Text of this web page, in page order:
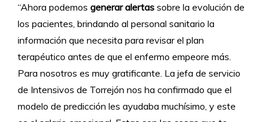
“Ahora podemos generar alertas sobre la evolución de
los pacientes, brindando al personal sanitario la
información que necesita para revisar el plan
terapéutico antes de que el enfermo empeore más.
Para nosotros es muy gratificante. La jefa de servicio
de Intensivos de Torrejón nos ha confirmado que el
modelo de predicción les ayudaba muchísimo, y este